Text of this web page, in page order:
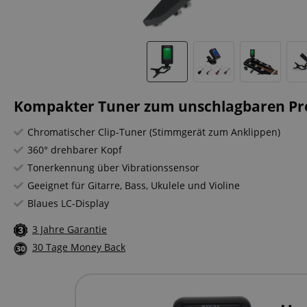
Kompakter Tuner zum unschlagbaren
Chromatischer Clip-Tuner (Stimmgerät zum Anklippen)
360° drehbarer Kopf
Tonerkennung über Vibrationssensor
Geeignet für Gitarre, Bass, Ukulele und Violine
Blaues LC-Display
3 Jahre Garantie
30 Tage Money Back